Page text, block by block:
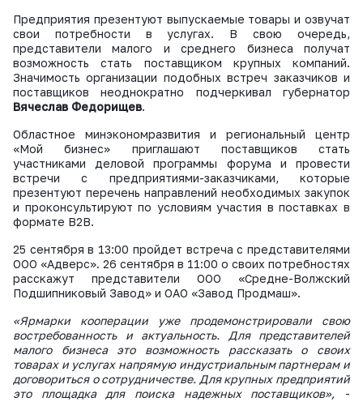
Предприятия презентуют выпускаемые товары и озвучат
свои потребности в услугах. В свою очередь,
представители малого и среднего бизнеса получат
возможность стать поставщиком крупных компаний.
Значимость организации подобных встреч заказчиков и
поставщиков неоднократно подчеркивал губернатор
Вячеслав Федорищев.
Областное минэкономразвития и региональный центр
«Мой бизнес» приглашают поставщиков стать
участниками деловой программы форума и провести
встречи с предприятиями-заказчиками, которые
презентуют перечень направлений необходимых закупок
и проконсультируют по условиям участия в поставках в
формате В2В.
25 сентября в 13:00 пройдет встреча с представителями
ООО «Адверс». 26 сентября в 11:00 о своих потребностях
расскажут представители ООО «Средне-Волжский
Подшипниковый Завод» и ОАО «Завод Продмаш».
«Ярмарки кооперации уже продемонстрировали свою
востребованность и актуальность. Для представителей
малого бизнеса это возможность рассказать о своих
товарах и услугах напрямую индустриальным партнерам и
договориться о сотрудничестве. Для крупных предприятий
это площадка для поиска надежных поставщиков», -